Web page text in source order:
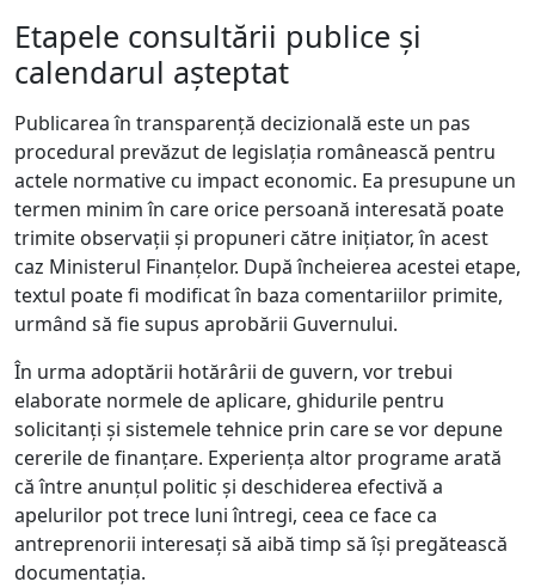
Etapele consultării publice și
calendarul așteptat
Publicarea în transparență decizională este un pas
procedural prevăzut de legislația românească pentru
actele normative cu impact economic. Ea presupune un
termen minim în care orice persoană interesată poate
trimite observații și propuneri către inițiator, în acest
caz Ministerul Finanțelor. După încheierea acestei etape,
textul poate fi modificat în baza comentariilor primite,
urmând să fie supus aprobării Guvernului.
În urma adoptării hotărârii de guvern, vor trebui
elaborate normele de aplicare, ghidurile pentru
solicitanți și sistemele tehnice prin care se vor depune
cererile de finanțare. Experiența altor programe arată
că între anunțul politic și deschiderea efectivă a
apelurilor pot trece luni întregi, ceea ce face ca
antreprenorii interesați să aibă timp să își pregătească
documentația.